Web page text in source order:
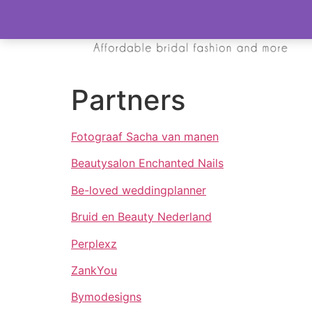
Partners
Fotograaf Sacha van manen
Beautysalon Enchanted Nails
Be-loved weddingplanner
Bruid en Beauty Nederland
Perplexz
ZankYou
Bymodesigns